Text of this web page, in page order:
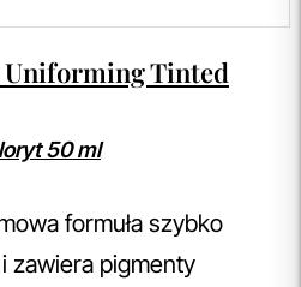
Uniforming Tinted
50 ml
formuła szybko
zawiera pigmenty